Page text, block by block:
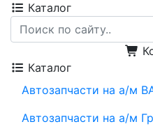
Каталог
Каталог
Автозапчасти на а/м
Автозапчасти на а/м